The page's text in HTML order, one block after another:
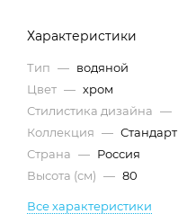
Характеристики
Тип — водяной
Цвет — хром
Стилистика дизайна —
Коллекция — Стандарт
Страна — Россия
Высота (см) — 80
Все характеристики